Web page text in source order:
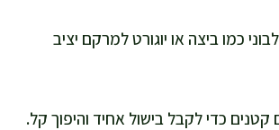
כמו ביצה או יוגורט למרקם יציב
קטנים כדי לקבל בישול אחיד והיפוך קל.